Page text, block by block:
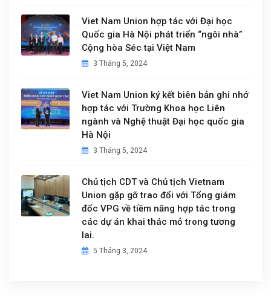
Viet Nam Union hợp tác với Đại học
Quốc gia Hà Nội phát triển “ngôi nhà”
Cộng hòa Séc tại Việt Nam
3 Tháng 5, 2024
Viet Nam Union ký kết biên bản ghi nhớ
hợp tác với Trường Khoa học Liên
ngành và Nghệ thuật Đại học quốc gia
Hà Nội
3 Tháng 5, 2024
Chủ tịch CDT và Chủ tịch Vietnam
Union gặp gỡ trao đổi với Tổng giám
đốc VPG về tiềm năng hợp tác trong
các dự án khai thác mỏ trong tương
lai.
5 Tháng 3, 2024